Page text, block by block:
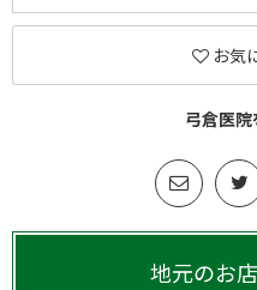
お気
弓倉医
地元のお